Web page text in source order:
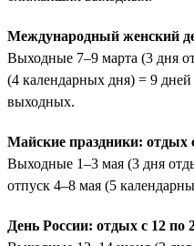
Международный женский
Выходные 7–9 марта (3 дня
(4 календарных дня) = 9
выходных.
Майские праздники: отдых
Выходные 1–3 мая (3 дня
отпуск 4–8 мая (5
День России: отдых с 12 по